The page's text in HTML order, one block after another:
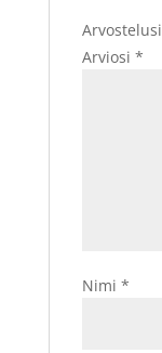
Arvostelusi
Arviosi *
Nimi *